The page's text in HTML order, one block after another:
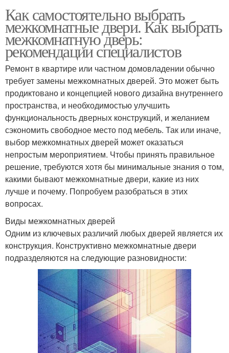
Как самостоятельно выбрать
межкомнатные двери. Как выбрать
межкомнатную дверь:
рекомендации специалистов
Ремонт в квартире или частном домовладении обычно
требует замены межкомнатных дверей. Это может быть
продиктовано и концепцией нового дизайна внутреннего
пространства, и необходимостью улучшить
функциональность дверных конструкций, и желанием
сэкономить свободное место под мебель. Так или иначе,
выбор межкомнатных дверей может оказаться
непростым мероприятием. Чтобы принять правильное
решение, требуются хотя бы минимальные знания о том,
какими бывают межкомнатные двери, какие из них
лучше и почему. Попробуем разобраться в этих
вопросах.
Виды межкомнатных дверей
Одним из ключевых различий любых дверей является их
конструкция. Конструктивно межкомнатные двери
подразделяются на следующие разновидности: